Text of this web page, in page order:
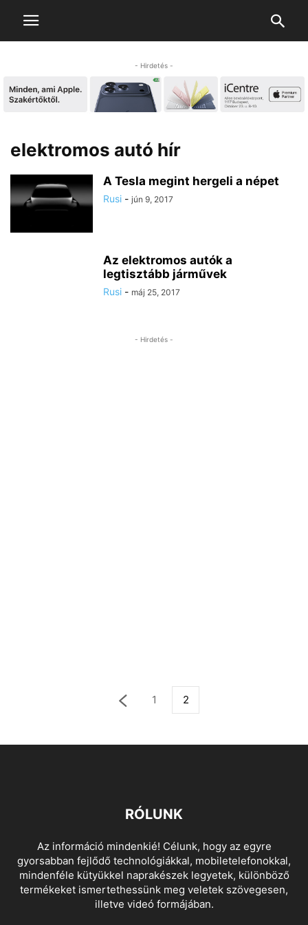
- Hirdetés -
elektromos autó hír
A Tesla megint hergeli a népet
Rusi - jún 9, 2017
Az elektromos autók a
legtisztább járművek
Rusi - máj 25, 2017
- Hirdetés -
1 2
RÓLUNK
Az információ mindenkié! Célunk, hogy az egyre
gyorsabban fejlődő technológiákkal, mobiletelefonokkal,
mindenféle kütyükkel naprakészek legyetek, különböző
termékeket ismertethessünk meg veletek szövegesen,
illetve videó formájában.